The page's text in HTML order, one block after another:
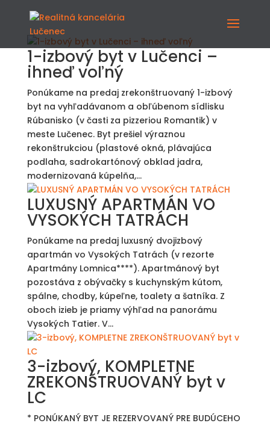
1-izbový byt v Lučenci –
ihneď voľný
Ponúkame na predaj zrekonštruovaný 1-izbový
byt na vyhľadávanom a obľúbenom sídlisku
Rúbanisko (v časti za pizzeriou Romantik) v
meste Lučenec. Byt prešiel výraznou
rekonštrukciou (plastové okná, plávajúca
podlaha, sadrokartónový obklad jadra,
modernizovaná kúpelňa,...
LUXUSNÝ APARTMÁN VO
VYSOKÝCH TATRÁCH
Ponúkame na predaj luxusný dvojizbový
apartmán vo Vysokých Tatrách (v rezorte
Apartmány Lomnica****). Apartmánový byt
pozostáva z obývačky s kuchynským kútom,
spálne, chodby, kúpeľne, toalety a šatníka. Z
oboch izieb je priamy výhľad na panorámu
Vysokých Tatier. V...
3-izbový, KOMPLETNE
ZREKONŠTRUOVANÝ byt v
LC
* PONÚKANÝ BYT JE REZERVOVANÝ PRE BUDÚCEHO